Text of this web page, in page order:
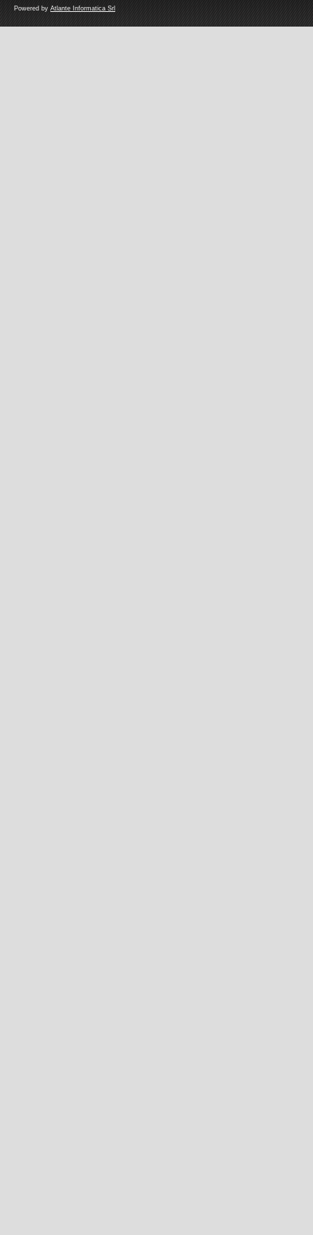
Powered by Atlante Informatica Srl